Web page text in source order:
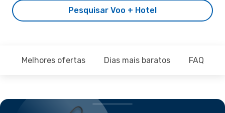
Pesquisar Voo + Hotel
Melhores ofertas Dias mais baratos FAQ